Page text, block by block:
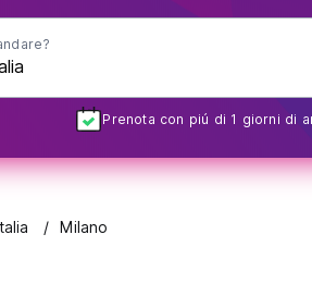
Prenota con piú di 1 giorni di
Milano